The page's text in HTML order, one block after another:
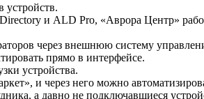
устройств.
и ALD Pro, «Аврора Центр»
через внешнюю систему
прямо в интерфейсе.
устройства.
и через него можно
а давно не подключавшиеся